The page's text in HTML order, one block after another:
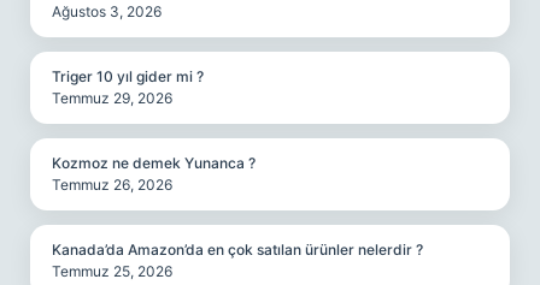
Ağustos 3, 2026
Triger 10 yıl gider mi ?
Temmuz 29, 2026
Kozmoz ne demek Yunanca ?
Temmuz 26, 2026
Kanada’da Amazon’da en çok satılan ürünler nelerdir ?
Temmuz 25, 2026